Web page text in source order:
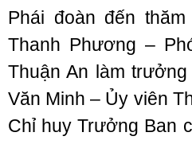
Phái đoàn đến
Thanh Phương –
Thuận An làm
Văn Minh – Ủy viên
Chỉ huy Trưởng Ban